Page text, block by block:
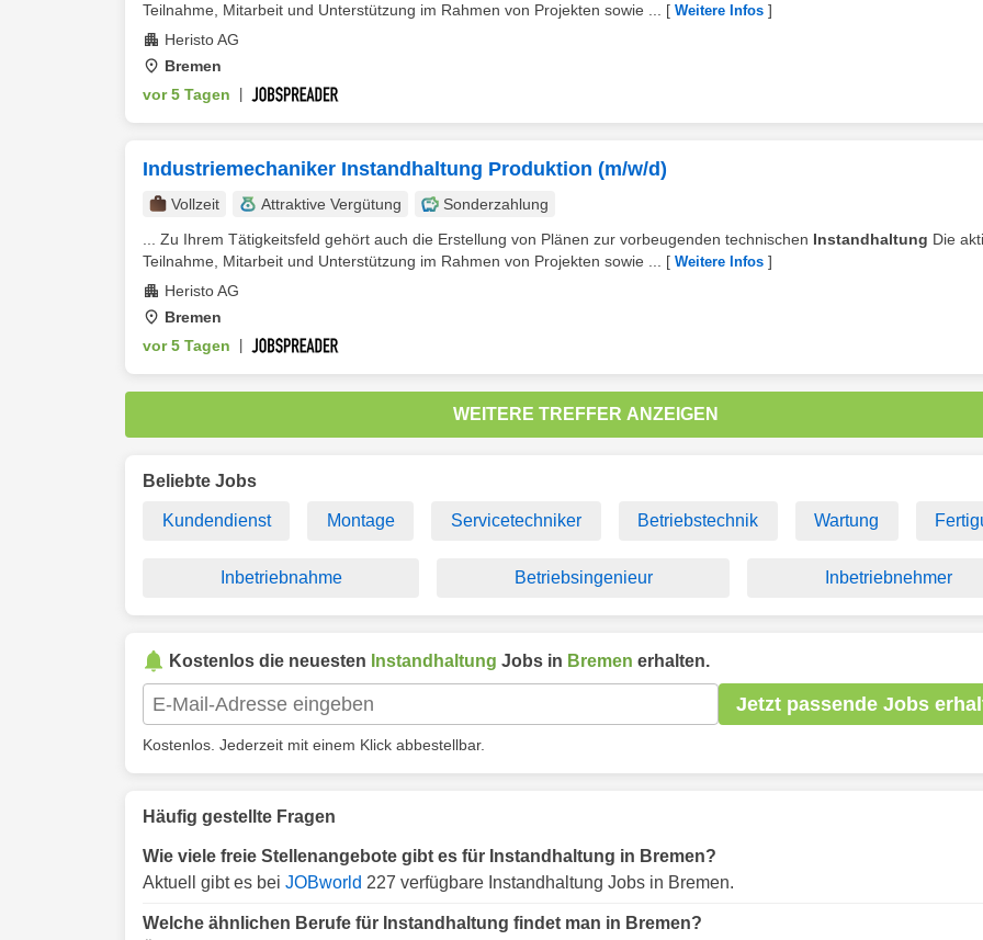
Teilnahme, Mitarbeit und Unterstützung im Rahmen von Projekten sowie ...
[ Weitere Infos ]
Heristo AG
Bremen
vor 5 Tagen
Industriemechaniker Instandhaltung Produktion (m/w/d)
Vollzeit Attraktive Vergütung
Sonderzahlung
... Zu Ihrem Tätigkeitsfeld gehört auch die Erstellung von Plänen zur vorbeugenden technischen Instandhaltung Die
Teilnahme, Mitarbeit und Unterstützung im Rahmen von Projekten sowie ...
[ Weitere Infos ]
Heristo AG
Bremen
vor 5 Tagen
WEITERE TREFFER ANZEIGEN
Beliebte Jobs
Kundendienst Montage Servicetechniker Betriebstechnik Wartung
Inbetriebnahme Betriebsingenieur Inbetriebnehmer
Kostenlos die neuesten Instandhaltung Jobs in Bremen erhalten.
Jetzt passende Jobs
Kostenlos. Jederzeit mit einem Klick abbestellbar.
Häufig gestellte Fragen
Wie viele freie Stellenangebote gibt es für Instandhaltung in Bremen?
Aktuell gibt es bei JOBworld 227 verfügbare Instandhaltung Jobs in Bremen.
Welche ähnlichen Berufe für Instandhaltung findet man in Bremen?